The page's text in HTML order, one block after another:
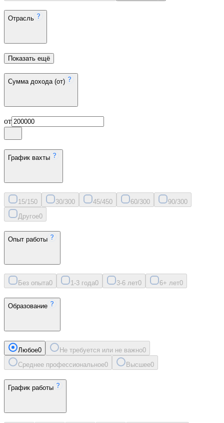
Отрасль
Показать ещё
Сумма дохода (от)
от
График вахты
15/150 30/300 45/450 60/300 90/300
Другое0
Опыт работы
Без опыта0 1-3 года0 3-6 лет0 6+ лет0
Образование
Любое0 Не требуется или не важно0
Среднее профессиональное0 Высшее0
График работы